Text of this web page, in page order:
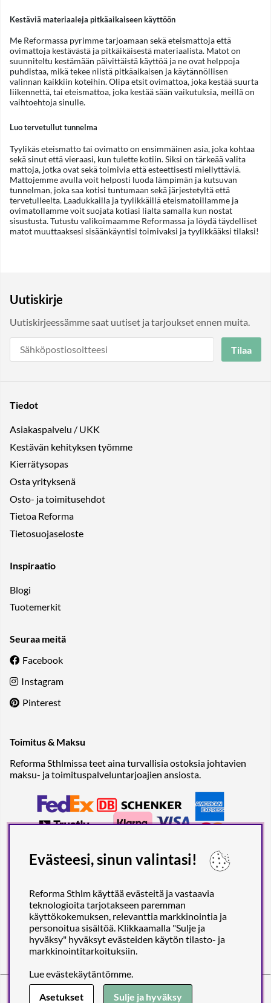
Kestäviä materiaaleja pitkäaikaiseen käyttöön
Me Reformassa pyrimme tarjoamaan sekä eteismattoja että
ovimattoja kestävästä ja pitkäikäisestä materiaalista. Matot on
suunniteltu kestämään päivittäistä käyttöä ja ne ovat helppoja
puhdistaa, mikä tekee niistä pitkäaikaisen ja käytännöllisen
valinnan kaikkiin koteihin. Olipa etsit ovimattoa, joka kestää suurta
liikennettä, tai eteismattoa, joka kestää sään vaikutuksia, meillä on
vaihtoehtoja sinulle.
Luo tervetullut tunnelma
Tyylikäs eteismatto tai ovimatto on ensimmäinen asia, joka kohtaa
sekä sinut että vieraasi, kun tulette kotiin. Siksi on tärkeää valita
mattoja, jotka ovat sekä toimivia että esteettisesti miellyttäviä.
Mattojemme avulla voit helposti luoda lämpimän ja kutsuvan
tunnelman, joka saa kotisi tuntumaan sekä järjestetyltä että
tervetulleelta. Laadukkailla ja tyylikkäillä eteismatoillamme ja
ovimatollamme voit suojata kotiasi lialta samalla kun nostat
sisustusta. Tutustu valikoimaamme Reformassa ja löydä täydelliset
matot muuttaaksesi sisäänkäyntisi toimivaksi ja tyylikkääksi tilaksi!
Uutiskirje
Uutiskirjeessämme saat uutiset ja tarjoukset ennen muita.
Tilaa
Tiedot
Asiakaspalvelu / UKK
Kestävän kehityksen työmme
Kierrätysopas
Osta yrityksenä
Osto- ja toimitusehdot
Tietoa Reforma
Tietosuojaseloste
Inspiraatio
Blogi
Tuotemerkit
Seuraa meitä
Facebook
Instagram
Pinterest
Toimitus & Maksu
Reforma Sthlmissa teet aina turvallisia ostoksia johtavien
maksu- ja toimituspalveluntarjoajien ansiosta.
Reforma Sthlm AB (org. no. 556849-2606)
Engelbrektsgatan 29
(Note! Postal address only), SE-114 32
Evästeesi, sinun valintasi!
Reforma Sthlm käyttää evästeitä ja vastaavia
teknologioita tarjotakseen paremman
käyttökokemuksen, relevanttia markkinointia ja
personoitua sisältöä. Klikkaamalla "Sulje ja
hyväksy" hyväksyt evästeiden käytön tilasto- ja
markkinointitarkoituksiin.
Lueevästekäytäntömme.
Asetukset
Sulje ja hyväksy